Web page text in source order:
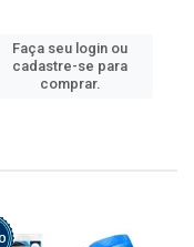
Faça seu login ou
cadastre-se para
comprar.